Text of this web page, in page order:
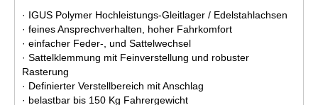
· IGUS Polymer Hochleistungs-Gleitlager / Edelstahlachsen
· feines Ansprechverhalten, hoher Fahrkomfort
· einfacher Feder-, und Sattelwechsel
· Sattelklemmung mit Feinverstellung und robuster
Rasterung
· Definierter Verstellbereich mit Anschlag
· belastbar bis 150 Kg Fahrergewicht